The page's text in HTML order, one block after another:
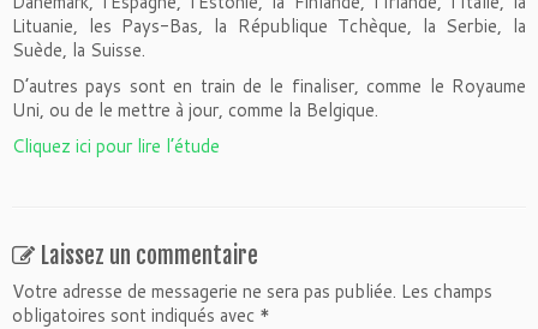
Lituanie, les Pays-Bas, la République Tchèque, la Serbie, la
Suède, la Suisse.
D’autres pays sont en train de le finaliser, comme le Royaume
Uni, ou de le mettre à jour, comme la Belgique.
Cliquez ici pour lire l’étude
Laissez un commentaire
Votre adresse de messagerie ne sera pas publiée. Les champs
obligatoires sont indiqués avec *